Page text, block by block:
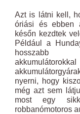
Azt is látni kell,
óriási és ebben
későn kezdtek
Például a
hosszabb
nyerni, hogy
még azt sem
most egy
robbanómotoros